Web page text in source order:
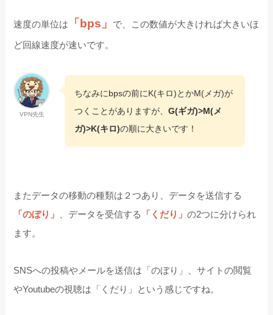
速度の単位は 「bps」
で、この数値が大きければ大きいほ
ど回線速度が速いです。
VPN先生
ちなみにbpsの前にK(キロ)とかM(メガ)が
つくことがありますが、 G(ギガ)>M(メ
ガ)>K(キロ)の順に大きいです！
またデータの移動の種類は２つあり、データを送信する
「のぼり」
、データを受信する 「くだり」の2つに分けられ
ます。
SNSへの投稿やメールを送信は「のぼり」、サイトの閲覧
やYoutubeの視聴は「くだり」という感じですね。